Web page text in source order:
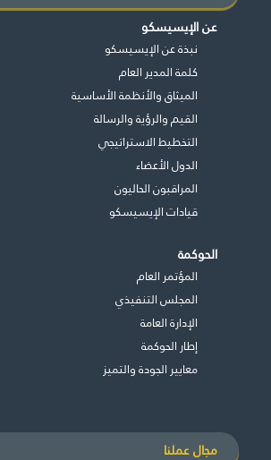
عن الإيسيسكو
نبذة عن الإيسيسكو
كلمة المدير العام
الميثاق والأنظمة الأساسية
القيم والرؤية والرسالة
التخطيط الاستراتيجي
الدول الأعضاء
المراقبون الحاليون
قيادات الإيسيسكو
الحوكمة
المؤتمر العام
المجلس التنفيذي
اﻹدارة العامة
إطار الحوكمة
معايير الجودة والتميز
مجال عملنا